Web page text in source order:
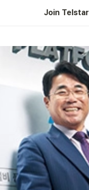
Join Telstar